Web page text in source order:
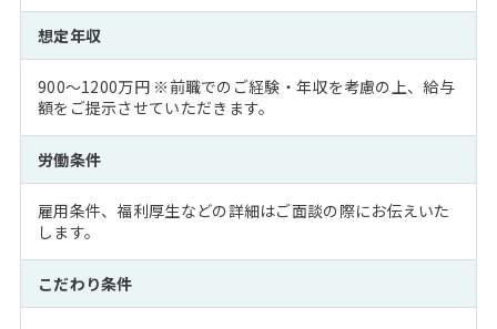
想定年収
900～1200万円 ※前職でのご経験・年収を考慮の上、給与
額をご提示させていただきます。
労働条件
雇用条件、福利厚生などの詳細はご面談の際にお伝えいた
します。
こだわり条件